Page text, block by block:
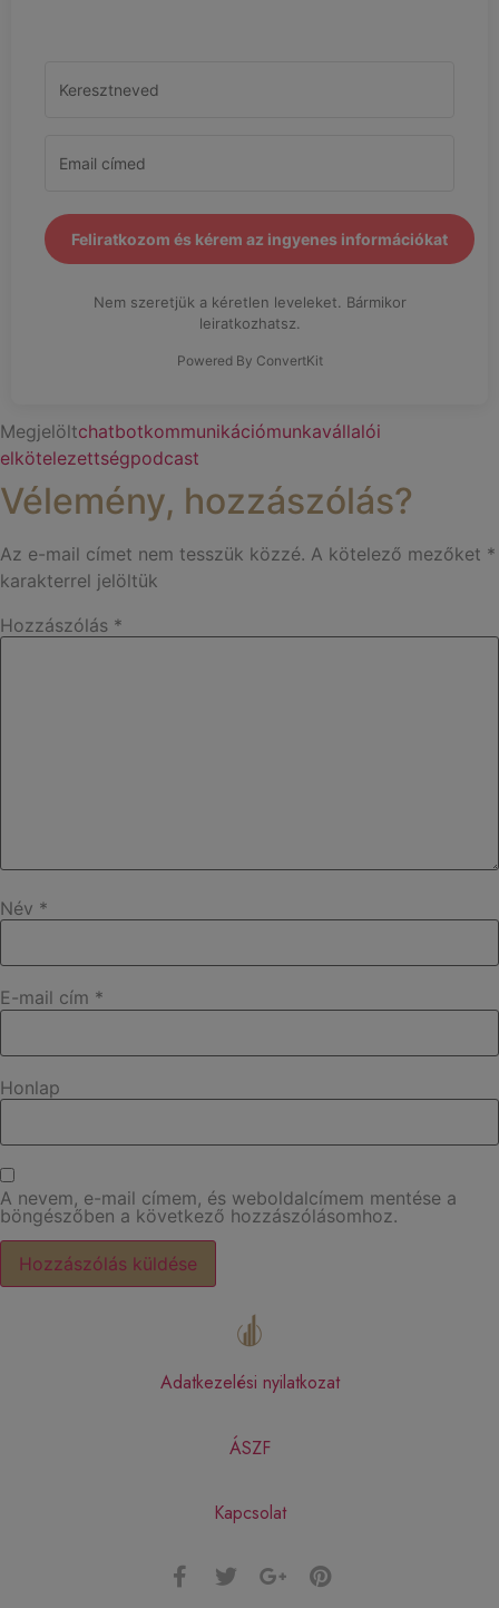
Feliratkozom és kérem az ingyenes információkat
Nem szeretjük a kéretlen leveleket. Bármikor
leiratkozhatsz.
Powered By ConvertKit
Megjelöltchatbotkommunikációmunkavállalói
elkötelezettségpodcast
Vélemény, hozzászólás?
Az e-mail címet nem tesszük közzé. A kötelező mezőket *
karakterrel jelöltük
Hozzászólás *
Név *
E-mail cím *
Honlap
A nevem, e-mail címem, és weboldalcímem mentése a
böngészőben a következő hozzászólásomhoz.
Adatkezelési nyilatkozat
ÁSZF
Kapcsolat